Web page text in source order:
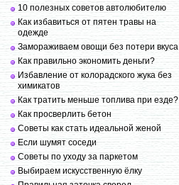
10 полезных советов автолюбителю
Как избавиться от пятен травы на
одежде
Замораживаем овощи без потери вкуса
Как правильно экономить деньги?
Избавление от колорадского жука без
химикатов
Как тратить меньше топлива при езде?
Как просверлить бетон
Советы как стать идеальной женой
Если шумят соседи
Советы по уходу за паркетом
Выбираем искусственную ёлку